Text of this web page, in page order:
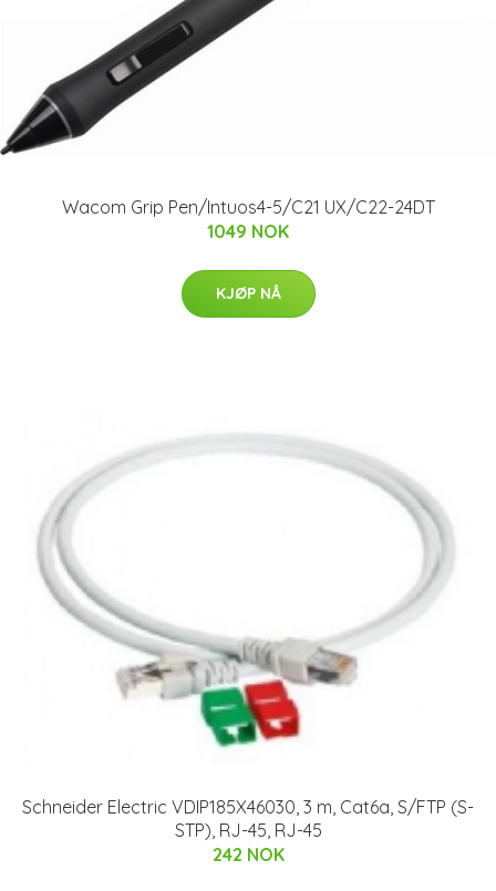
Wacom Grip Pen/Intuos4-5/C21 UX/C22-24DT
1049 NOK
KJØP NÅ
Schneider Electric VDIP185X46030, 3 m, Cat6a, S/FTP (S-
STP), RJ-45, RJ-45
242 NOK